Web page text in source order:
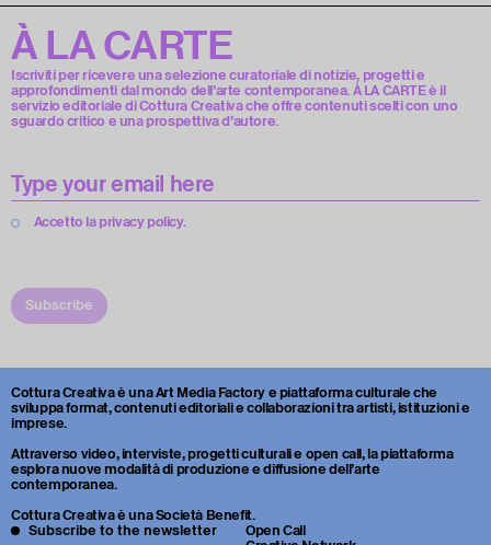
À LA CARTE
Iscriviti per ricevere una selezione curatoriale di notizie, progetti e
approfondimenti dal mondo dell’arte contemporanea. À LA CARTE è il
servizio editoriale di Cottura Creativa che offre contenuti scelti con uno
sguardo critico e una prospettiva d’autore.
Accetto la privacy policy.
Subscribe
Cottura Creativa è una Art Media Factory e piattaforma culturale che
sviluppa format, contenuti editoriali e collaborazioni tra artisti, istituzioni e
imprese.
Attraverso video, interviste, progetti culturali e open call, la piattaforma
esplora nuove modalità di produzione e diffusione dell’arte
contemporanea.
Cottura Creativa è una Società Benefit.
Open Call
Subscribe to the newsletter